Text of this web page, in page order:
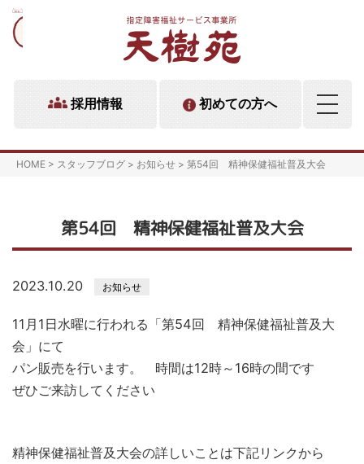
採用情報 初めての方へ
HOME > スタッフブログ > お知らせ > 第54回 精神保健福祉普及大会
第54回 精神保健福祉普及大会
2023.10.20 お知らせ
11月1日水曜に行われる「第54回 精神保健福祉普及大
会」にて
パン販売を行います。 時間は12時～16時の間です
ぜひご来訪してください
精神保健福祉普及大会の詳しいことは下記リンクから